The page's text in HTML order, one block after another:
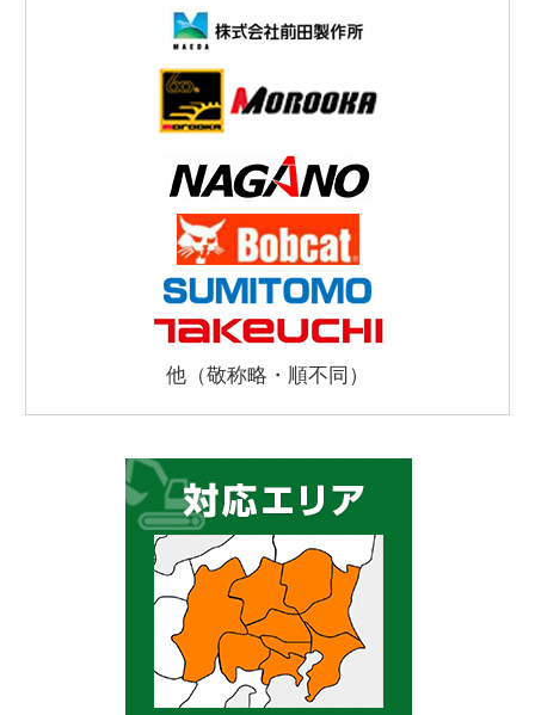
他（敬称略・順不同）